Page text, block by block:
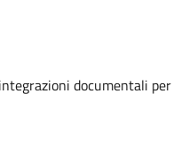
documentali per